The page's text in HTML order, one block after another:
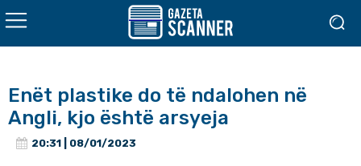
Enët plastike do të ndalohen në
Angli, kjo është arsyeja
20:31 | 08/01/2023